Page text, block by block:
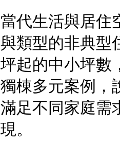
當代生活與居住
與類型的非典型
坪起的中小坪數
獨棟多元案例，
滿足不同家庭需
現。